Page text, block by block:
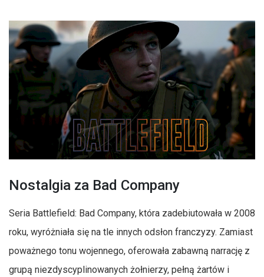
Nostalgia za Bad Company
Seria Battlefield: Bad Company, która zadebiutowała w 2008
roku, wyróżniała się na tle innych odsłon franczyzy. Zamiast
poważnego tonu wojennego, oferowała zabawną narrację z
grupą niezdyscyplinowanych żołnierzy, pełną żartów i